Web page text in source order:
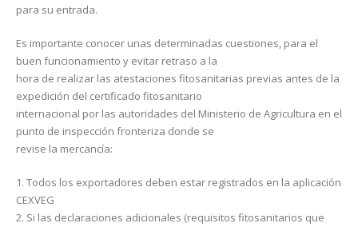
para su entrada.
Es importante conocer unas determinadas cuestiones, para el
buen funcionamiento y evitar retraso a la
hora de realizar las atestaciones fitosanitarias previas antes de la
expedición del certificado fitosanitario
internacional por las autoridades del Ministerio de Agricultura en el
punto de inspección fronteriza donde se
revise la mercancía:
1. Todos los exportadores deben estar registrados en la aplicación
CEXVEG
2. Si las declaraciones adicionales (requisitos fitosanitarios que